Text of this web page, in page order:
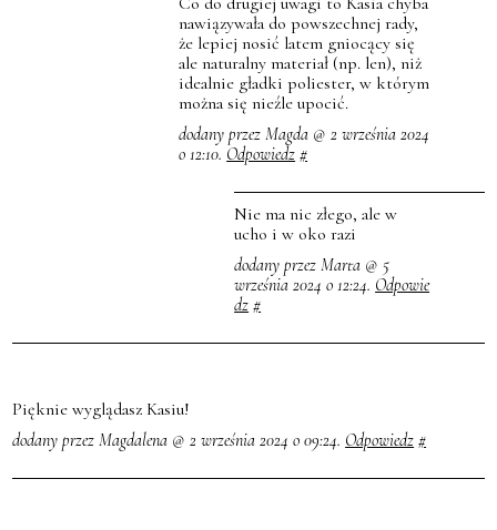
nawiązywała do powszechnej rady,
że lepiej nosić latem gniocący się
ale naturalny materiał (np. len), niż
idealnie gładki poliester, w którym
można się nieźle upocić.
dodany przez Magda @ 2 września 2024
o 12:10. Odpowiedz #
Nie ma nic złego, ale w
ucho i w oko razi
dodany przez Marta @ 5
września 2024 o 12:24. Odpowie
dz #
Pięknie wyglądasz Kasiu!
dodany przez Magdalena @ 2 września 2024 o 09:24. Odpowiedz #